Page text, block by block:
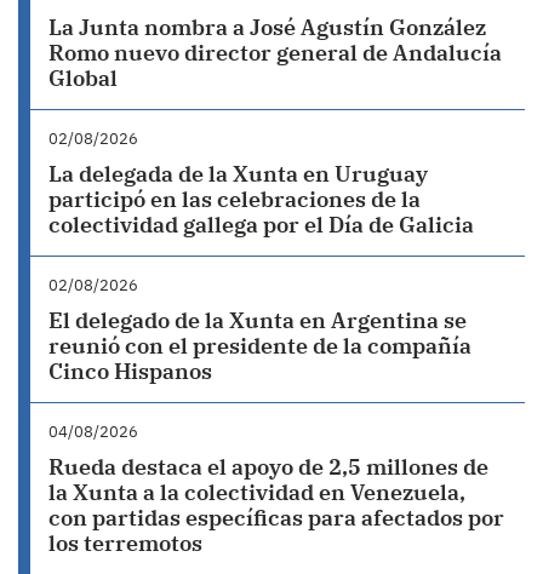
La Junta nombra a José Agustín González
Romo nuevo director general de Andalucía
Global
02/08/2026
La delegada de la Xunta en Uruguay
participó en las celebraciones de la
colectividad gallega por el Día de Galicia
02/08/2026
El delegado de la Xunta en Argentina se
reunió con el presidente de la compañía
Cinco Hispanos
04/08/2026
Rueda destaca el apoyo de 2,5 millones de
la Xunta a la colectividad en Venezuela,
con partidas específicas para afectados por
los terremotos